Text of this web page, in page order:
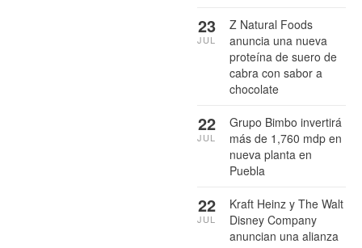
Z Natural Foods
anuncia una nueva
proteína de suero de
cabra con sabor a
chocolate
23
JUL
Grupo Bimbo invertirá
más de 1,760 mdp en
nueva planta en
Puebla
22
JUL
Kraft Heinz y The Walt
Disney Company
anuncian una alianza
22
JUL